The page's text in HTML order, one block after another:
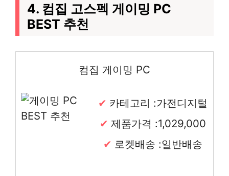
4. 컴집 고스펙 게이밍 PC
BEST 추천
컴집 게이밍 PC
카테고리 :가전디지털
제품가격 :1,029,000
로켓배송 :일반배송